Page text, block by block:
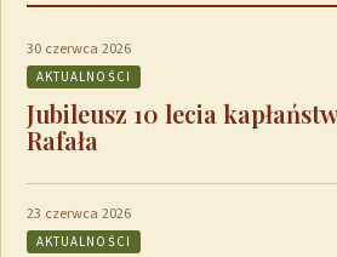
30 czerwca 2026
AKTUALNOŚCI
Jubileusz 10 lecia
Rafała
23 czerwca 2026
AKTUALNOŚCI